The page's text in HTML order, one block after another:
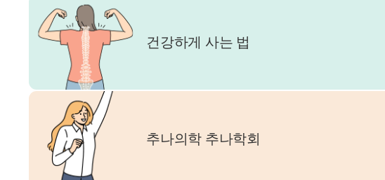
건강하게 사는 법
추나의학 추나학회